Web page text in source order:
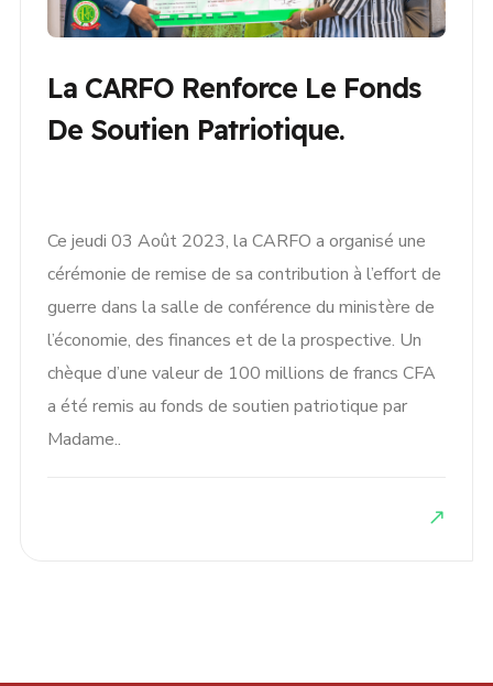
La CARFO Renforce Le Fonds
De Soutien Patriotique.
Ce jeudi 03 Août 2023, la CARFO a organisé une
cérémonie de remise de sa contribution à l’effort de
guerre dans la salle de conférence du ministère de
l’économie, des finances et de la prospective. Un
chèque d’une valeur de 100 millions de francs CFA
a été remis au fonds de soutien patriotique par
Madame..